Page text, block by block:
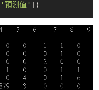
'預測值'